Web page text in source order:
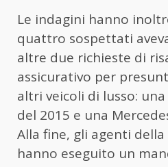
Le indagini hanno
quattro sospettati
altre due richieste di
assicurativo per
altri veicoli di lusso: una
del 2015 e una
Alla fine, gli agenti
hanno eseguito un